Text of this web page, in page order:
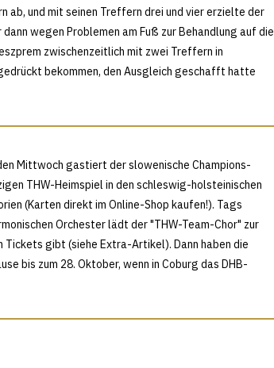
ab, und mit seinen Treffern drei und vier erzielte der
wegen Problemen am Fuß zur Behandlung auf die
zwischenzeitlich mit zwei Treffern in
bekommen, den Ausgleich geschafft hatte
Mittwoch gastiert der slowenische Champions-
THW-Heimspiel in den schleswig-holsteinischen
(Karten direkt im Online-Shop kaufen!). Tags
Orchester lädt der "THW-Team-Chor" zur
Tickets gibt (siehe Extra-Artikel). Dann haben die
bis zum 28. Oktober, wenn in Coburg das DHB-